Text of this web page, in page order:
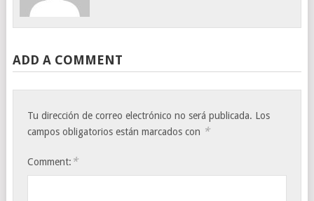
ADD A COMMENT
Tu dirección de correo electrónico no será publicada. Los
campos obligatorios están marcados con *
Comment: *